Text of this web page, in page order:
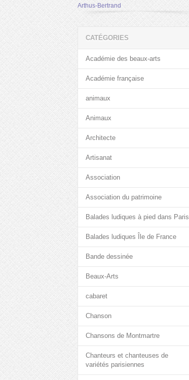
Arthus-Bertrand
CATÉGORIES
Académie des beaux-arts
Académie française
animaux
Animaux
Architecte
Artisanat
Association
Association du patrimoine
Balades ludiques à pied dans Paris
Balades ludiques Île de France
Bande dessinée
Beaux-Arts
cabaret
Chanson
Chansons de Montmartre
Chanteurs et chanteuses de
variétés parisiennes